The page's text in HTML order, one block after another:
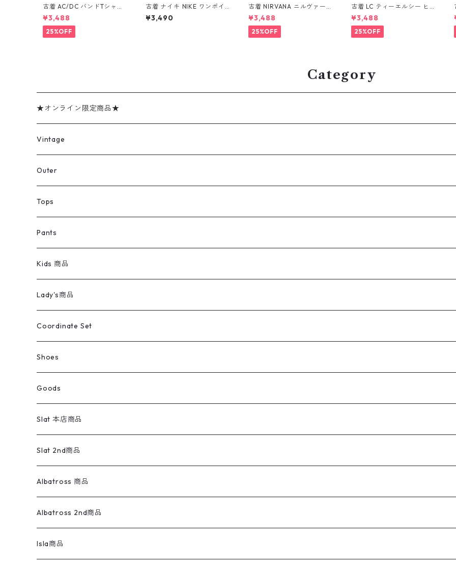
古着 AC/DC バンドTシャツ
バンT プリントTシャツ ブラ
ック 表記：XL gd410397
n w60806
¥3,488
25%OFF
古着 ナイキ NIKE ワンポイ
ント ロングスリーブTシャツ
ロンT 杢グレー 表記：L g
¥3,490
古着 NIRVANA ニルヴァーナ
バンドTシャツ プリントTシ
ャツ スマイル ブラック 表
記：M gd410396n w608
06
¥3,488
25%OFF
古着 LC ティーエルシー ヒ
ップホップ ラップ バンドT
シャツ プリントTシャツ ブ
ラック 表記：-- gd41037
0n w60804
¥3,488
25%OFF
Category
★オンライン限定商品★
ミリタリーデッドストック
アウター
デニムジャケット
ミリタリージャケット
コート
ナイロンジャケット
レザー
トップス
半袖シャツ
長袖シャツ
セーター・カーディガン
パンツ
デニムパンツ
ミリタリーパンツ
スラックス
オーバーオール・つなぎ
レディース
アウター
トップス
キッズ
アウター
トップス
ライフスタイル雑貨
ラグ・ブランケット
ブランド
ラルフローレン
リーバイス
カーハート
Vintage
Jacket
Tee
Sweat Shirts
REVERSE WEAVE
Pants
Shirts
Ladies
Sweater
Goods
Military
Outer
コート
デニムジャケット
ミリタリージャケット
スウィングトップ
アウトドアナイロンジャケット
スポーツナイロンジャケット
ワークジャケット
テーラードジャケット
ウールジャケット
ダウンジャケット
レザージャケット
Otherジャケット
Tops
Tシャツ
長袖シャツ
ブランドシャツ
ストライプシャツ
柄シャツ
ワークシャツ
半袖シャツ
ポロシャツ
スウェット・パーカ
プリントスウェット
ロゴスウェット
ベスト
セーター・カーディガン
アランセーター
ウールセーター
フリース
Pants
デニムパンツ
501,505
バギーズデニム
ミリタリーパンツ
チノパンツ
イージーパンツ
スラックス
ワークパンツ
コーデュロイパンツ
オーバーオール・つなぎ
ショーツ
Otherパンツ
Kids 商品
Vintage
Tops
Pants
Tops
Pants
Lady's商品
Tシャツ
ブラウス／シャツ／デザイントップス
長袖
半袖
ベスト／キャミソール
スウェット
ニット
ジャケット
スカート
パンツ(w30以下)
Coordinate Set
Shoes
22cm以下
22.5cm
23cm
23.5cm
24cm
24.5cm
Goods
バンダナ
Slat 本店商品
Outer
Tee
Shirts
S/S Shirts
Sweat Shirts
Slat 2nd商品
アウター
ハンティングジャケット
アウトドアジャケット
長袖シャツ
アウトドアシャツ
半袖シャツ
Albatross 商品
Vintage sweater
Outer
Albatross 2nd商品
70sアイテム
Isla商品